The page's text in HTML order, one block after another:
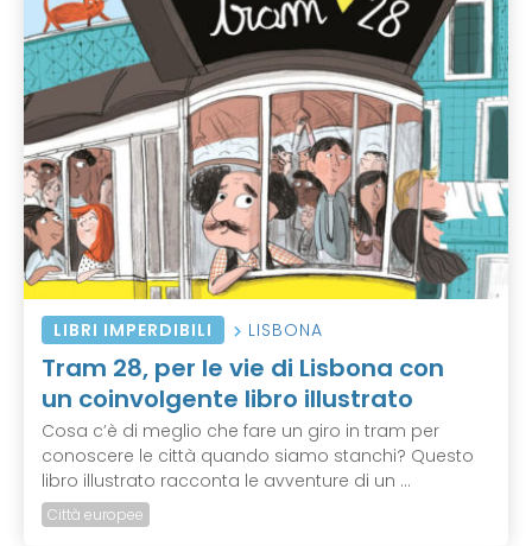
LIBRI IMPERDIBILI LISBONA
Tram 28, per le vie di Lisbona con
un coinvolgente libro illustrato
Cosa c’è di meglio che fare un giro in tram per
conoscere le città quando siamo stanchi? Questo
libro illustrato racconta le avventure di un ...
Città europee